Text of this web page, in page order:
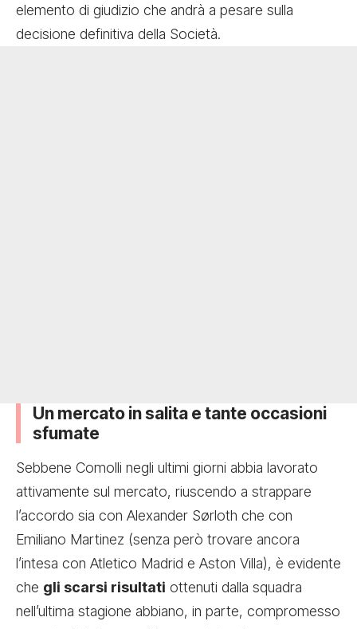
elemento di giudizio che andrà a pesare sulla
decisione definitiva della Società.
Un mercato in salita e tante occasioni
sfumate
Sebbene Comolli negli ultimi giorni abbia lavorato
attivamente sul mercato, riuscendo a strappare
l’accordo sia con Alexander Sørloth che con
Emiliano Martinez (senza però trovare ancora
l’intesa con Atletico Madrid e Aston Villa), è evidente
che gli scarsi risultati ottenuti dalla squadra
nell’ultima stagione abbiano, in parte, compromesso